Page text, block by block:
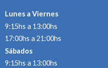
Lunes a Viernes
9:15hs a 13:00hs
17:00hs a 21:00hs
Sábados
9:15hs a 13:00hs